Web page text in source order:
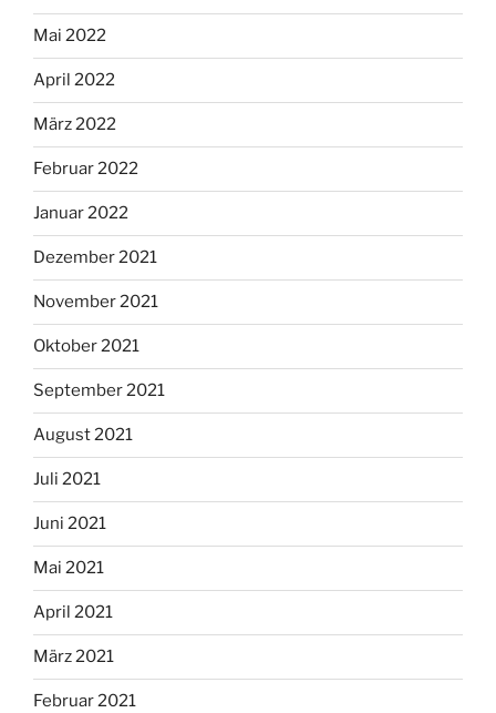
Mai 2022
April 2022
März 2022
Februar 2022
Januar 2022
Dezember 2021
November 2021
Oktober 2021
September 2021
August 2021
Juli 2021
Juni 2021
Mai 2021
April 2021
März 2021
Februar 2021